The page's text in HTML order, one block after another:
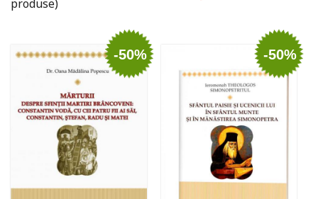
produse)
-50% -50%